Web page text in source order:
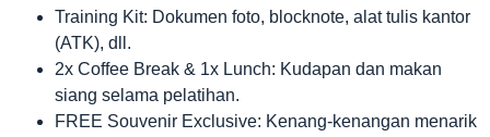
Training Kit: Dokumen foto, blocknote, alat tulis kantor
(ATK), dll.
2x Coffee Break & 1x Lunch: Kudapan dan makan
siang selama pelatihan.
FREE Souvenir Exclusive: Kenang-kenangan menarik